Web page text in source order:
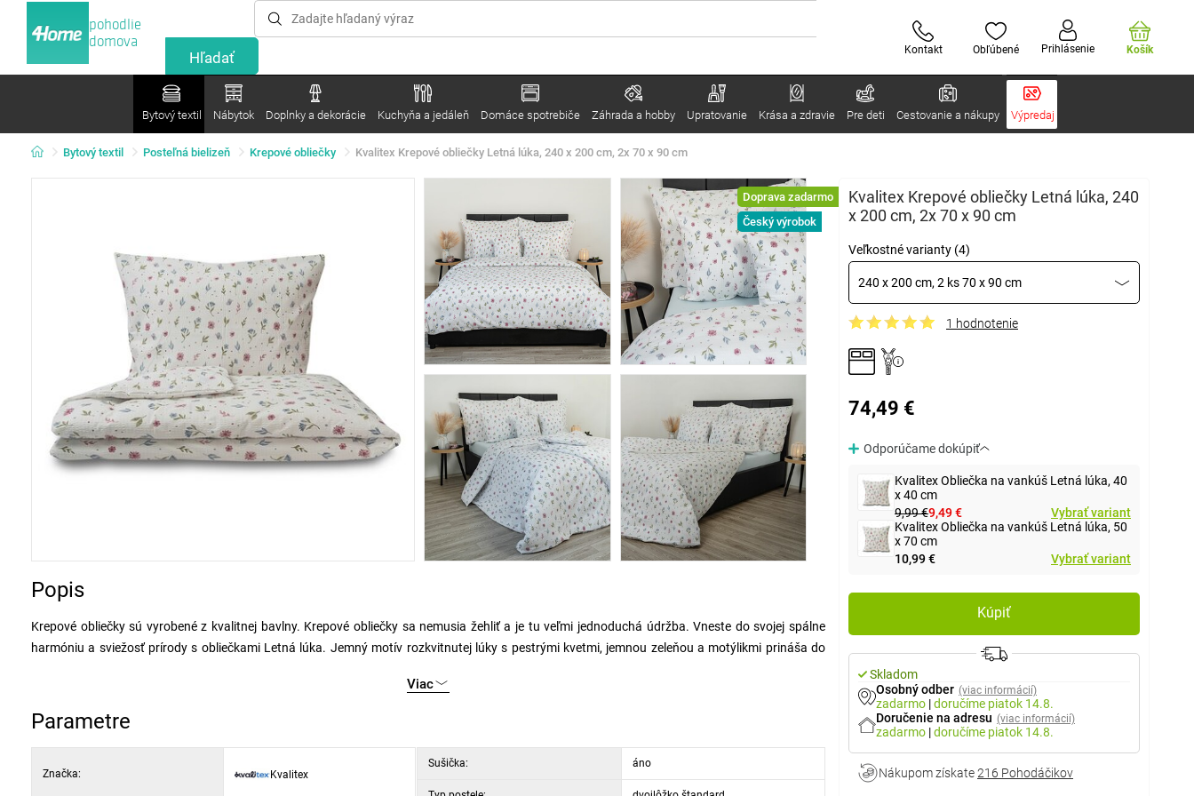
pohodlie
domova
Kontakt Obľúbené Prihlásenie Košík
Bytový textil Nábytok Doplnky a dekorácie Kuchyňa a jedáleň Domáce spotrebiče Záhrada a hobby Upratovanie Krása a zdravie Pre deti Cestovanie a nákupy Výpredaj
Bytový textil Posteľná bielizeň Krepové obliečky Kvalitex Krepové obliečky Letná lúka, 240 x 200 cm, 2x 70 x 90 cm
Doprava zadarmo
Český výrobok
Kvalitex Krepové obliečky Letná lúka, 240
x 200 cm, 2x 70 x 90 cm
Veľkostné varianty (4)
240 x 200 cm, 2 ks 70 x 90 cm
1 hodnotenie
74,49 €
Odporúčame dokúpiť
Kvalitex Obliečka na vankúš Letná lúka, 40
x 40 cm
9,99 €9,49 €
Vybrať variant
Kvalitex Obliečka na vankúš Letná lúka, 50
x 70 cm
10,99 €
Vybrať variant
Kúpiť
Skladom
Osobný odber (viac informácií)
zadarmo |doručíme piatok 14.8.
Doručenie na adresu (viac informácií)
zadarmo |doručíme piatok 14.8.
Nákupom získate216 Pohodáčikov
Popis
Krepové obliečky sú vyrobené z kvalitnej bavlny. Krepové obliečky sa nemusia žehliť a je tu veľmi jednoduchá údržba. Vneste do svojej spálne
harmóniu a sviežosť prírody s obliečkami Letná lúka. Jemný motív rozkvitnutej lúky s pestrými kvetmi, jemnou zeleňou a motýlikmi prináša do
Obliečky sa bežne vyrábajú so zipsovým uzáverom. Všitý zips patrí dnes medzi vysoko žiadané a to z dôvodu veľmi ľahkého prezliekania lôžkovín.
Na výrobu je použitý zipsový uzáver s kôstkovým jazdcom, ktorý nijako nevyčnieva z obliečok. Zapínanie obliečok je vyrobené s tzv. zámkom, kde
Viac
Parametre
Značka: Kvalitex
Sušička: áno